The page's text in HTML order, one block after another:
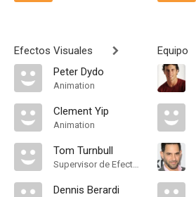
Efectos Visuales
Peter Dydo
Animation
Clement Yip
Animation
Tom Turnbull
Supervisor de Efectos Visuales
Dennis Berardi
Equipo